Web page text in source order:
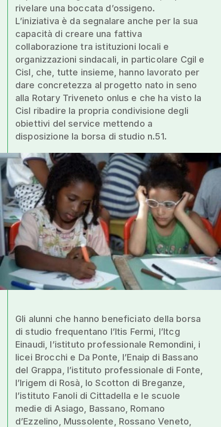
rivelare una boccata d’ossigeno.
L’iniziativa è da segnalare anche per la sua
capacità di creare una fattiva
collaborazione tra istituzioni locali e
organizzazioni sindacali, in particolare Cgil e
Cisl, che, tutte insieme, hanno lavorato per
dare concretezza al progetto nato in seno
alla Rotary Triveneto onlus e che ha visto la
Cisl ribadire la propria condivisione degli
obiettivi del service mettendo a
disposizione la borsa di studio n.51.
Gli alunni che hanno beneficiato della borsa
di studio frequentano l’Itis Fermi, l’Itcg
Einaudi, l’istituto professionale Remondini, i
licei Brocchi e Da Ponte, l’Enaip di Bassano
del Grappa, l’istituto professionale di Fonte,
l’Irigem di Rosà, lo Scotton di Breganze,
l’istituto Fanoli di Cittadella e le scuole
medie di Asiago, Bassano, Romano
d’Ezzelino, Mussolente, Rossano Veneto,